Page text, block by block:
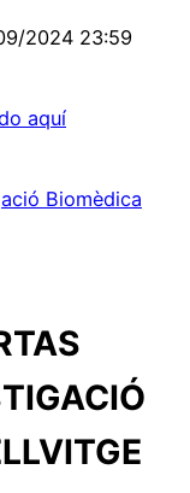
2024 23:59
aquí
Biomèdica